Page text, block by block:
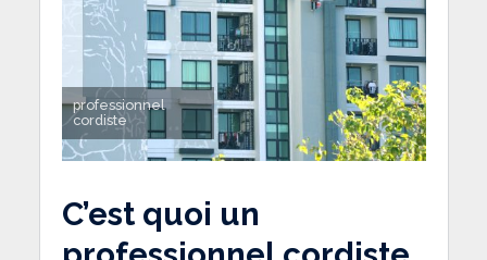
professionnel
cordiste
C’est quoi un